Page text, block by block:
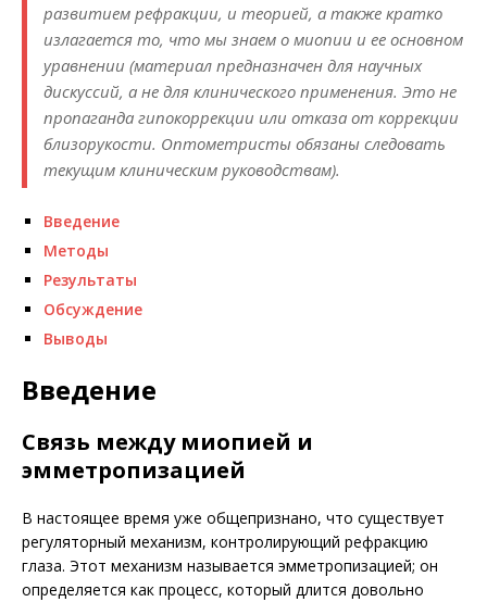
развитием рефракции, и теорией, а также кратко
излагается то, что мы знаем о миопии и ее основном
уравнении (материал предназначен для научных
дискуссий, а не для клинического применения. Это не
пропаганда гипокоррекции или отказа от коррекции
близорукости. Оптометристы обязаны следовать
текущим клиническим руководствам).
Введение
Методы
Результаты
Обсуждение
Выводы
Введение
Связь между миопией и
эмметропизацией
В настоящее время уже общепризнано, что существует
регуляторный механизм, контролирующий рефракцию
глаза. Этот механизм называется эмметропизацией; он
определяется как процесс, который длится довольно